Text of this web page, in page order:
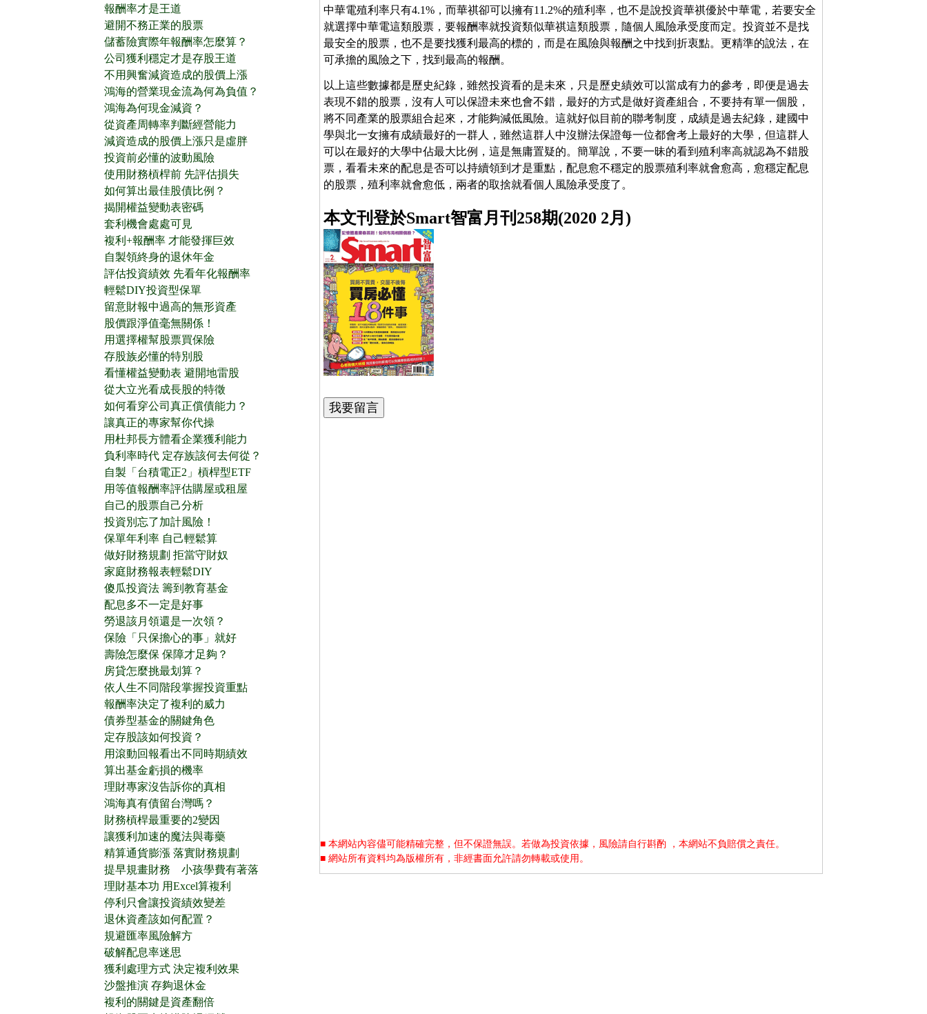
報酬率才是王道
避開不務正業的股票
儲蓄險實際年報酬率怎麼算？
公司獲利穩定才是存股王道
不用興奮減資造成的股價上漲
鴻海的營業現金流為何為負值？
鴻海為何現金減資？
從資產周轉率判斷經營能力
減資造成的股價上漲只是虛胖
投資前必懂的波動風險
使用財務槓桿前 先評估損失
如何算出最佳股債比例？
揭開權益變動表密碼
套利機會處處可見
複利+報酬率 才能發揮巨效
自製領終身的退休年金
評估投資績效 先看年化報酬率
輕鬆DIY投資型保單
留意財報中過高的無形資產
股價跟淨值毫無關係！
用選擇權幫股票買保險
存股族必懂的特別股
看懂權益變動表 避開地雷股
從大立光看成長股的特徵
如何看穿公司真正償債能力？
讓真正的專家幫你代操
用杜邦長方體看企業獲利能力
負利率時代 定存族該何去何從？
自製「台積電正2」槓桿型ETF
用等值報酬率評估購屋或租屋
自己的股票自己分析
投資別忘了加計風險！
保單年利率 自己輕鬆算
做好財務規劃 拒當守財奴
家庭財務報表輕鬆DIY
傻瓜投資法 籌到教育基金
配息多不一定是好事
勞退該月領還是一次領？
保險「只保擔心的事」就好
壽險怎麼保 保障才足夠？
房貸怎麼挑最划算？
依人生不同階段掌握投資重點
報酬率決定了複利的威力
債券型基金的關鍵角色
定存股該如何投資？
用滾動回報看出不同時期績效
算出基金虧損的機率
理財專家沒告訴你的真相
鴻海真有債留台灣嗎？
財務槓桿最重要的2變因
讓獲利加速的魔法與毒藥
精算通貨膨漲 落實財務規劃
提早規畫財務 小孩學費有著落
理財基本功 用Excel算複利
停利只會讓投資績效變差
退休資產該如何配置？
規避匯率風險解方
破解配息率迷思
獲利處理方式 決定複利效果
沙盤推演 存夠退休金
複利的關鍵是資產翻倍
中華電殖利率只有4.1%，而華祺卻可以擁有11.2%的殖利率，也不是說投資華祺優於中華電，若要安全
就選擇中華電這類股票，要報酬率就投資類似華祺這類股票，隨個人風險承受度而定。投資並不是找
最安全的股票，也不是要找獲利最高的標的，而是在風險與報酬之中找到折衷點。更精準的說法，在
可承擔的風險之下，找到最高的報酬。
以上這些數據都是歷史紀錄，雖然投資看的是未來，只是歷史績效可以當成有力的參考，即便是過去
表現不錯的股票，沒有人可以保證未來也會不錯，最好的方式是做好資產組合，不要持有單一個股，
將不同產業的股票組合起來，才能夠減低風險。這就好似目前的聯考制度，成績是過去紀錄，建國中
學與北一女擁有成績最好的一群人，雖然這群人中沒辦法保證每一位都會考上最好的大學，但這群人
可以在最好的大學中佔最大比例，這是無庸置疑的。簡單說，不要一昧的看到殖利率高就認為不錯股
票，看看未來的配息是否可以持續領到才是重點，配息愈不穩定的股票殖利率就會愈高，愈穩定配息
的股票，殖利率就會愈低，兩者的取捨就看個人風險承受度了。
本文刊登於Smart智富月刊258期(2020 2月)
■ 本網站內容儘可能精確完整，但不保證無誤。若做為投資依據，風險請自行斟酌 ，本網站不負賠償之責任。
■ 網站所有資料均為版權所有，非經書面允許請勿轉載或使用。